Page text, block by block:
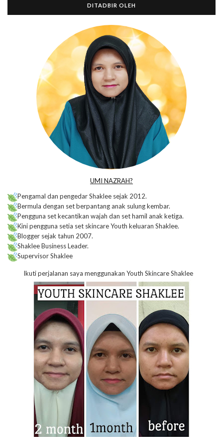
DITADBIR OLEH
UMI NAZRAH?
Pengamal dan pengedar Shaklee sejak 2012.
Bermula dengan set berpantang anak sulung kembar.
Pengguna set kecantikan wajah dan set hamil anak ketiga.
Kini pengguna setia set skincare Youth keluaran Shaklee.
Blogger sejak tahun 2007.
Shaklee Business Leader.
Supervisor Shaklee
Ikuti perjalanan saya menggunakan Youth Skincare Shaklee